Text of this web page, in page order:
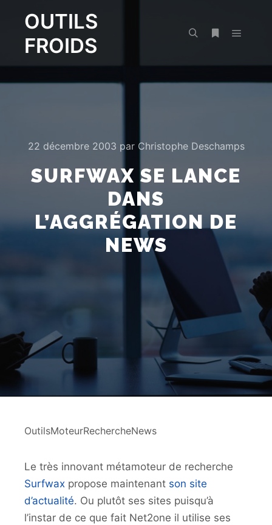
OUTILS
FROIDS
22 décembre 2003 par Christophe Deschamps
SURFWAX SE LANCE
DANS
L’AGGRÉGATION DE
NEWS
OutilsMoteurRechercheNews
Le très innovant métamoteur de recherche
Surfwax propose maintenant son site
d’actualité. Ou plutôt ses sites puisqu’à
l’instar de ce que fait Net2one il utilise ses